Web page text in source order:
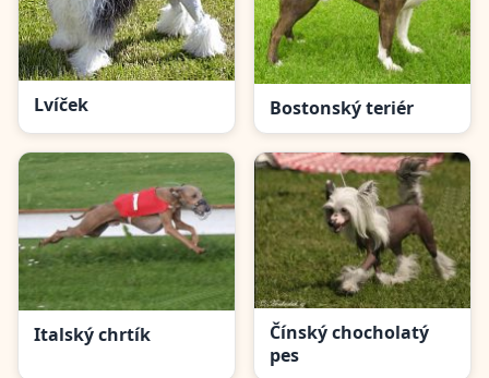
Lvíček Bostonský teriér
Italský chrtí­k
Čínský chocholatý
pes